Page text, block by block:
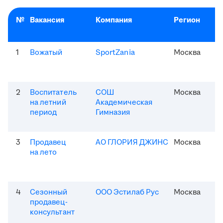
№ Вакансия Компания Регион
1 Вожатый SportZania Москва
2
Воспитатель
на летний
период
СОШ
Академическая
Гимназия
Москва
3
Продавец
на лето
АО ГЛОРИЯ ДЖИНС Москва
4
Сезонный
продавец-
консультант
ООО Эстилаб Рус Москва